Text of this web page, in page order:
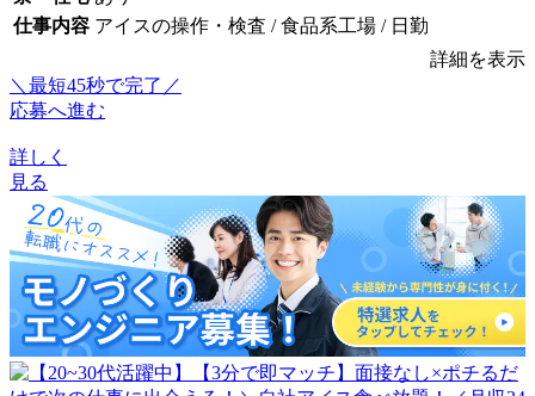
仕事内容 アイスの操作・検査 / 食品系工場 / 日勤
詳細を表示
＼最短45秒で完了／
応募へ進む
詳しく
見る